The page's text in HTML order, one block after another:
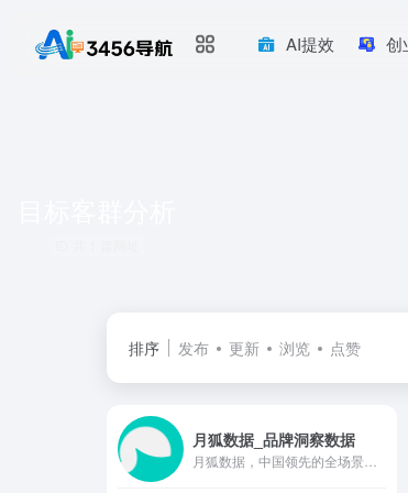
AI提效 创
排序 发布 更新 浏览 点赞
月狐数据_品牌洞察数据